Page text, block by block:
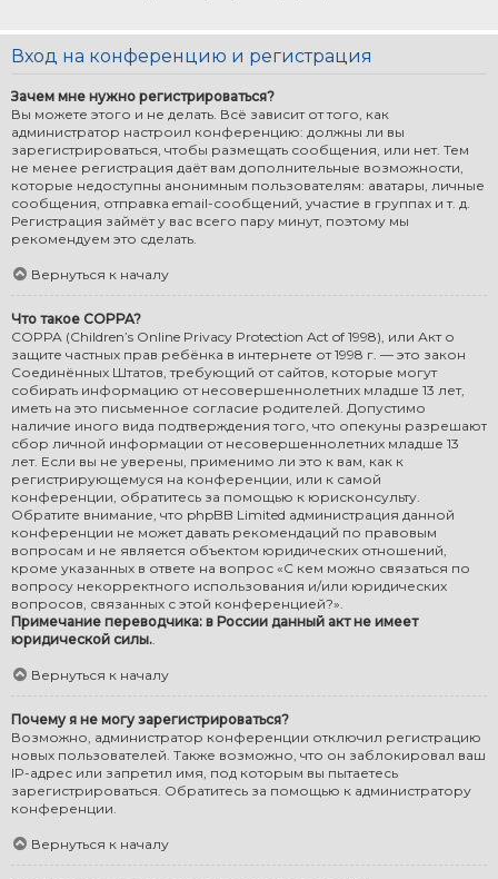
Вход на конференцию и регистрация
Зачем мне нужно регистрироваться?
Вы можете этого и не делать. Всё зависит от того, как
администратор настроил конференцию: должны ли вы
зарегистрироваться, чтобы размещать сообщения, или нет. Тем
не менее регистрация даёт вам дополнительные возможности,
которые недоступны анонимным пользователям: аватары, личные
сообщения, отправка email-сообщений, участие в группах и т. д.
Регистрация займёт у вас всего пару минут, поэтому мы
рекомендуем это сделать.
Вернуться к началу
Что такое COPPA?
COPPA (Children’s Online Privacy Protection Act of 1998), или Акт о
защите частных прав ребёнка в интернете от 1998 г. — это закон
Соединённых Штатов, требующий от сайтов, которые могут
собирать информацию от несовершеннолетних младше 13 лет,
иметь на это письменное согласие родителей. Допустимо
наличие иного вида подтверждения того, что опекуны разрешают
сбор личной информации от несовершеннолетних младше 13
лет. Если вы не уверены, применимо ли это к вам, как к
регистрирующемуся на конференции, или к самой
конференции, обратитесь за помощью к юрисконсульту.
Обратите внимание, что phpBB Limited администрация данной
конференции не может давать рекомендаций по правовым
вопросам и не является объектом юридических отношений,
кроме указанных в ответе на вопрос «С кем можно связаться по
вопросу некорректного использования и/или юридических
вопросов, связанных с этой конференцией?».
Примечание переводчика: в России данный акт не имеет
юридической силы..
Вернуться к началу
Почему я не могу зарегистрироваться?
Возможно, администратор конференции отключил регистрацию
новых пользователей. Также возможно, что он заблокировал ваш
IP-адрес или запретил имя, под которым вы пытаетесь
зарегистрироваться. Обратитесь за помощью к администратору
конференции.
Вернуться к началу